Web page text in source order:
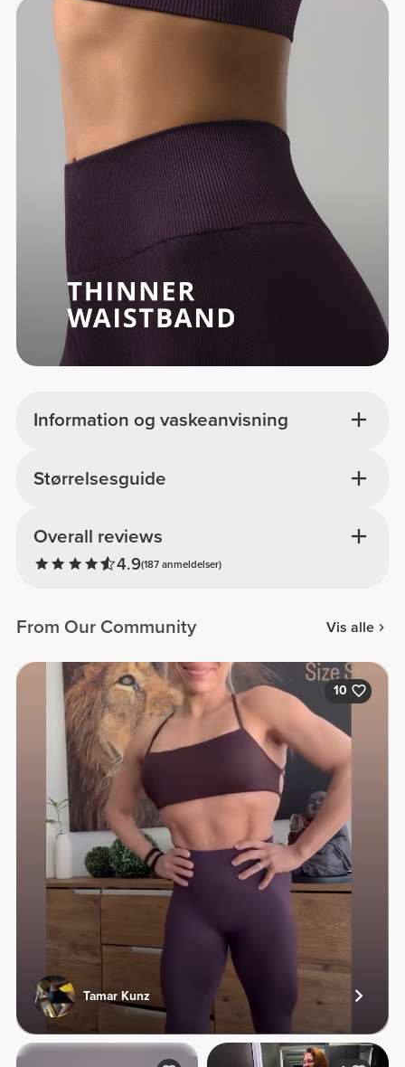
Information og vaskeanvisning
Overall reviews
4.9(187 anmeldelser)
Størrelsesguide
From Our Community Vis alle
10
Tamar Kunz